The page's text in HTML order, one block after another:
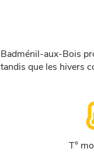
Badménil-aux-Bois
tandis que les hivers
T°